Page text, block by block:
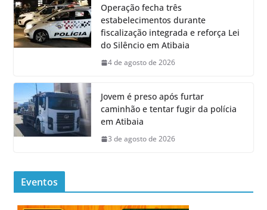
Operação fecha três
estabelecimentos durante
fiscalização integrada e reforça Lei
do Silêncio em Atibaia
4 de agosto de 2026
Jovem é preso após furtar
caminhão e tentar fugir da polícia
em Atibaia
3 de agosto de 2026
Eventos